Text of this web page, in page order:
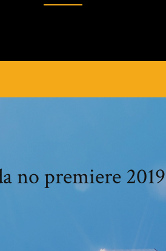
no premiere 2019